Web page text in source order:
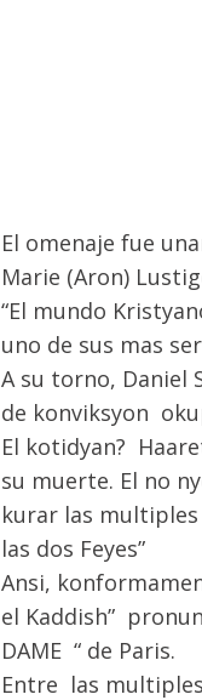
El omenaje fue
Marie (Aron)
“El mundo
uno de sus mas
A su torno, Daniel
de konviksyon
El kotidyan?
su muerte. El no
kurar las
las dos Feyes”
Ansi,
el Kaddish”
DAME “ de Paris.
Entre las